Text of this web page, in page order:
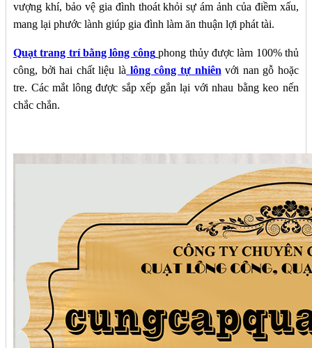
vượng khí, bảo vệ gia đình thoát khỏi sự ám ảnh của điềm xấu,
mang lại phước lành giúp gia đình làm ăn thuận lợi phát tài.
Quạt trang trí bằng lông công phong thủy được làm 100% thủ
công, bởi hai chất liệu là lông công tự nhiên với nan gỗ hoặc
tre. Các mắt lông được sắp xếp gắn lại với nhau bằng keo nến
chắc chắn.